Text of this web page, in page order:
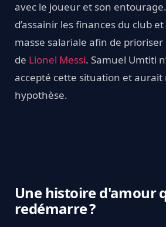
avec le joueur et son
d’assainir les finances du club et
masse salariale afin de
de Lionel Messi. Samuel Umtiti
accepté cette situation et aurait
hypothèse.
Une histoire d'amour
redémarre ?